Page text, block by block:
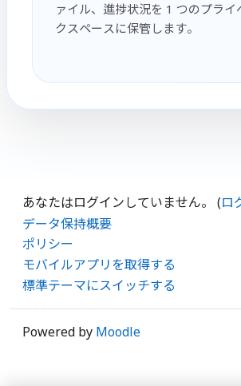
ァイル、進捗状況を 1 つのプライ
クスペースに保管します。
あなたはログインしていません。 (ロ
データ保持概要
ポリシー
モバイルアプリを取得する
標準テーマにスイッチする
Powered by Moodle